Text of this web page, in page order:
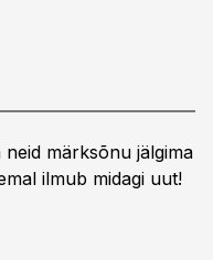
neid märksõnu jälgima
ilmub midagi uut!